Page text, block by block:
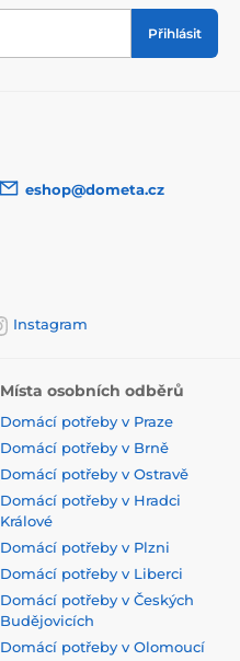
Přihlásit
eshop@dometa.cz
Instagram
Místa osobních odběrů
Domácí potřeby v Praze
Domácí potřeby v Brně
Domácí potřeby v Ostravě
Domácí potřeby v Hradci
Králové
Domácí potřeby v Plzni
Domácí potřeby v Liberci
Domácí potřeby v Českých
Budějovicích
Domácí potřeby v Olomoucí